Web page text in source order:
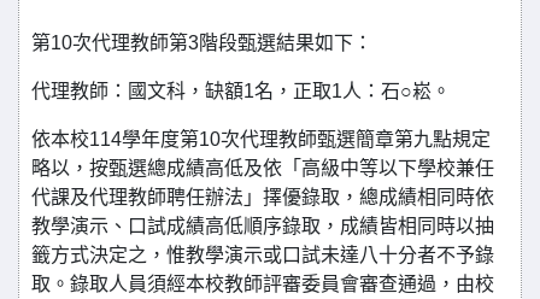
第10次代理教師第3階段甄選結果如下：
代理教師：國文科，缺額1名，正取1人：石○崧。
依本校114學年度第10次代理教師甄選簡章第九點規定
略以，按甄選總成績高低及依「高級中等以下學校兼任
代課及代理教師聘任辦法」擇優錄取，總成績相同時依
教學演示、口試成績高低順序錄取，成績皆相同時以抽
籤方式決定之，惟教學演示或口試未達八十分者不予錄
取。錄取人員須經本校教師評審委員會審查通過，由校